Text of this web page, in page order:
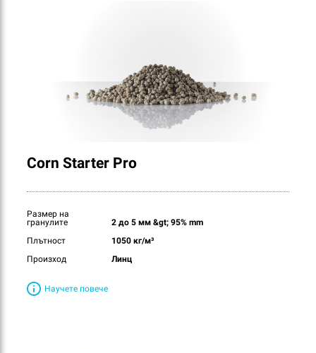
Corn Starter Pro
Размер на
гранулите
2 до 5 мм &gt; 95% mm
Плътност
1050 кг/м³
Произход
Линц
Научете повече